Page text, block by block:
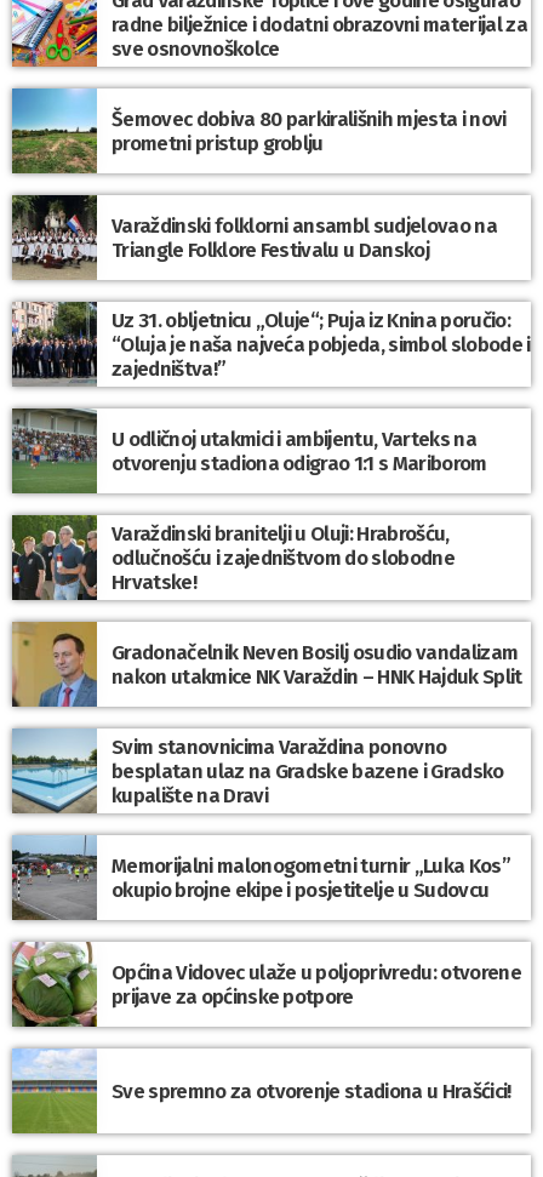
radne bilježnice i dodatni obrazovni materijal za
sve osnovnoškolce
Šemovec dobiva 80 parkirališnih mjesta i novi
prometni pristup groblju
Varaždinski folklorni ansambl sudjelovao na
Triangle Folklore Festivalu u Danskoj
Uz 31. obljetnicu „Oluje“; Puja iz Knina poručio:
“Oluja je naša najveća pobjeda, simbol slobode i
zajedništva!”
U odličnoj utakmici i ambijentu, Varteks na
otvorenju stadiona odigrao 1:1 s Mariborom
Varaždinski branitelji u Oluji: Hrabrošću,
odlučnošću i zajedništvom do slobodne
Hrvatske!
Gradonačelnik Neven Bosilj osudio vandalizam
nakon utakmice NK Varaždin – HNK Hajduk Split
Svim stanovnicima Varaždina ponovno
besplatan ulaz na Gradske bazene i Gradsko
kupalište na Dravi
Memorijalni malonogometni turnir „Luka Kos”
okupio brojne ekipe i posjetitelje u Sudovcu
Općina Vidovec ulaže u poljoprivredu: otvorene
prijave za općinske potpore
Sve spremno za otvorenje stadiona u Hrašćici!